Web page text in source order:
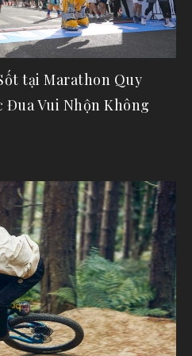
tại Marathon Quy
Đua Vui Nhộn Không